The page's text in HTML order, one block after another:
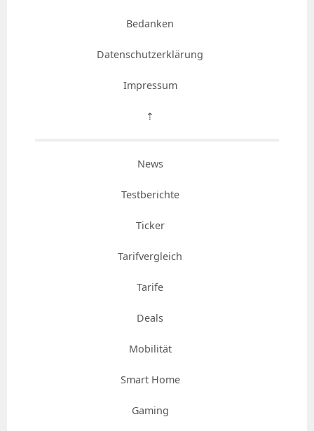
Bedanken
Datenschutzerklärung
Impressum
⇡
News
Testberichte
Ticker
Tarifvergleich
Tarife
Deals
Mobilität
Smart Home
Gaming